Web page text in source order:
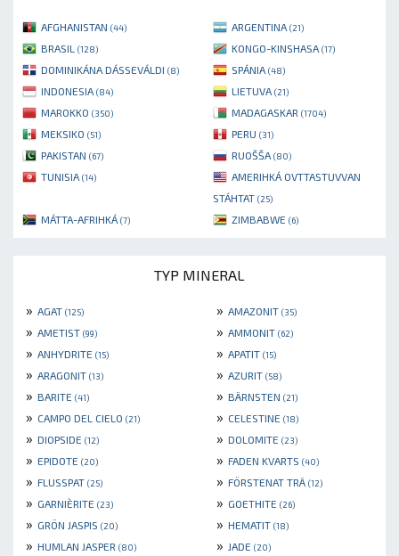
AFGHANISTAN (44) ARGENTINA (21)
BRASIL (128) KONGO-KINSHASA (17)
DOMINIKÁNA DÁSSEVÁLDI (8) SPÁNIA (48)
INDONESIA (84) LIETUVA (21)
MAROKKO (350) MADAGASKAR (1704)
MEKSIKO (51) PERU (31)
PAKISTAN (67) RUOŠŠA (80)
TUNISIA (14)
AMERIHKÁ OVTTASTUVVAN
STÁHTAT (25)
MÁTTA-AFRIHKÁ (7) ZIMBABWE (6)
TYP MINERAL
» AGAT (125) » AMAZONIT (35)
» AMETIST (99) » AMMONIT (62)
» ANHYDRITE (15) » APATIT (15)
» ARAGONIT (13) » AZURIT (58)
» BARITE (41) » BÄRNSTEN (21)
» CAMPO DEL CIELO (21) » CELESTINE (18)
» DIOPSIDE (12) » DOLOMITE (23)
» EPIDOTE (20) » FADEN KVARTS (40)
» FLUSSPAT (25) » FÖRSTENAT TRÄ (12)
» GARNIÈRITE (23) » GOETHITE (26)
» GRÖN JASPIS (20) » HEMATIT (18)
» HUMLAN JASPER (80) » JADE (20)